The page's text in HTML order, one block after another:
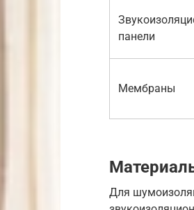
панели
Мембраны
Для